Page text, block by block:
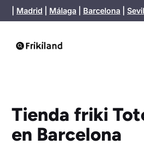
Saltar
al
Madrid Málaga Barcelona
Tienda friki
en Barcelona